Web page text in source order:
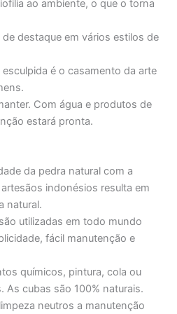
ao ambiente, o que o torna
destaque em vários estilos de
é o casamento da arte
Com água e produtos de
estará pronta.
da pedra natural com a
indonésios resulta em
natural.
utilizadas em todo mundo
fácil manutenção e
químicos, pintura, cola ou
As cubas são 100% naturais.
neutros a manutenção